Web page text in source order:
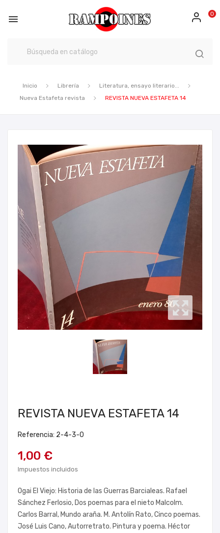
 0
Inicio Librería
Literatura, ensayo literario...
Nueva Estafeta revista
REVISTA NUEVA ESTAFETA 14
REVISTA NUEVA ESTAFETA 14
Referencia: 2-4-3-0
1,00 €
Impuestos incluidos
Ogai El Viejo: Historia de las Guerras Barcialeas. Rafael
Sánchez Ferlosio, Dos poemas para el nieto Malcolm.
Carlos Barral, Mundo araña. M. Antolín Rato, Cinco poemas.
José Luis Cano, Autorretrato. Pintura y poema. Héctor